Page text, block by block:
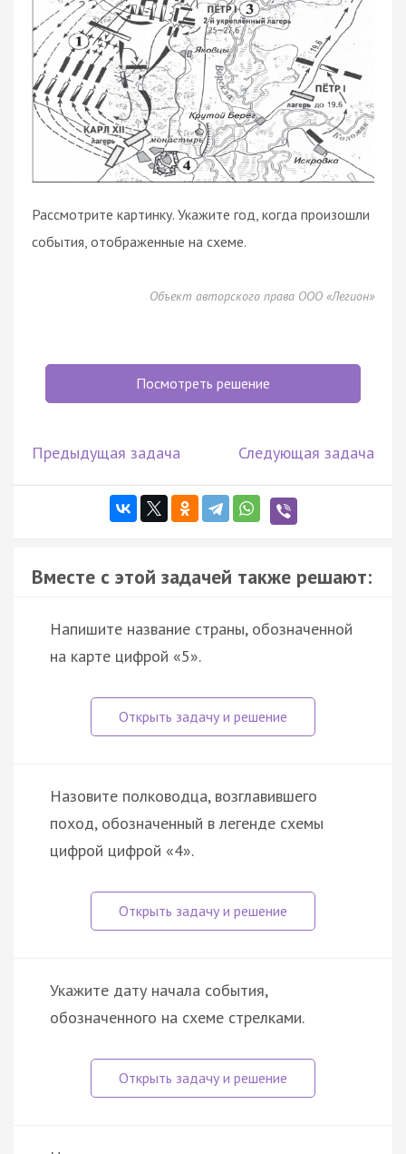
Рассмотрите картинку. Укажите год, когда произошли
события, отображенные на схеме.
Объект авторского права ООО «Легион»
Посмотреть решение
Предыдущая задача Следующая задача
Вместе с этой задачей также решают:
Напишите название страны, обозначенной
на карте цифрой «5».
Назовите полководца, возглавившего
поход, обозначенный в легенде схемы
цифрой цифрой «4».
Укажите дату начала события,
обозначенного на схеме стрелками.